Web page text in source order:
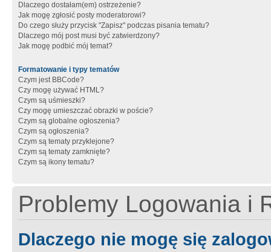
Dlaczego dostałam(em) ostrzeżenie?
Jak mogę zgłosić posty moderatorowi?
Do czego służy przycisk "Zapisz" podczas pisania tematu?
Dlaczego mój post musi być zatwierdzony?
Jak mogę podbić mój temat?
Formatowanie i typy tematów
Czym jest BBCode?
Czy mogę używać HTML?
Czym są uśmieszki?
Czy mogę umieszczać obrazki w poście?
Czym są globalne ogłoszenia?
Czym są ogłoszenia?
Czym są tematy przyklejone?
Czym są tematy zamknięte?
Czym są ikony tematu?
Problemy Logowania i
Dlaczego nie mogę się